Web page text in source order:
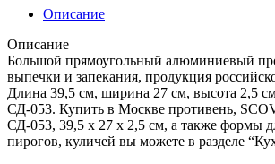
Описание
Описание
Большой прямоугольный алюминиевый
выпечки и запекания, продукция
Длина 39,5 см, ширина 27 см, высота 2,5
СД-053. Купить в Москве противень,
СД-053, 39,5 х 27 х 2,5 см, а также формы
пирогов, куличей вы можете в разделе